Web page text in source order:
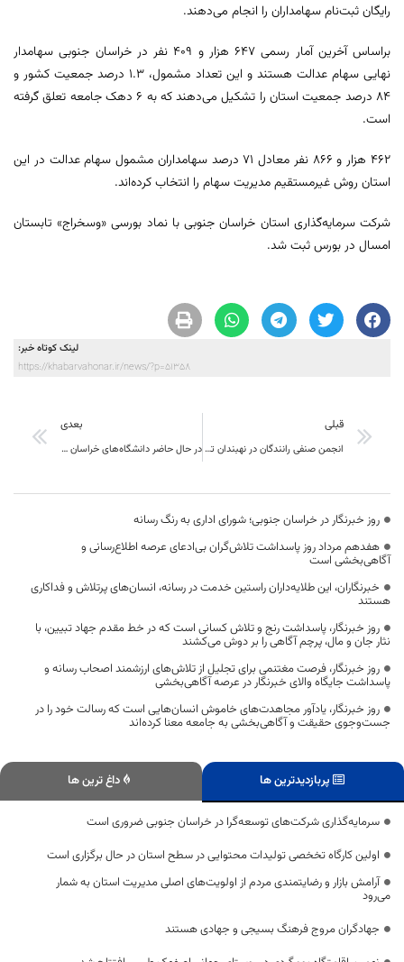
رایگان ثبت‌نام سهامداران را انجام می‌دهند.
براساس آخرین آمار رسمی ۶۴۷ هزار و ۴۰۹ نفر در خراسان جنوبی سهامدار
نهایی سهام عدالت هستند و این تعداد مشمول، ۱.۳ درصد جمعیت کشور و
۸۴ درصد جمعیت استان را تشکیل می‌دهند که به ۶ دهک جامعه تعلق گرفته
است.
۴۶۲ هزار و ۸۶۶ نفر معادل ۷۱ درصد سهامداران مشمول سهام عدالت در این
استان روش غیرمستقیم مدیریت سهام را انتخاب کرده‌اند.
شرکت سرمایه‌گذاری استان خراسان جنوبی با نماد بورسی «وسخراج» تابستان
امسال در بورس ثبت شد.
لینک کوتاه خبر:
https://khabarvahonar.ir/news/?p=51358
قبلی
انجمن صنفی رانندگان در نهبندان تأسیس شود.
بعدی
در حال حاضر دانشگاه‌های خراسان جنوبی در زمینه مهارت‌افزایی و ارتباط با صنعت فعالیت‌های خوبی دارند
روز خبرنگار در خراسان جنوبی؛ شورای اداری به رنگ رسانه
هفدهم مرداد روز پاسداشت تلاش‌گران بی‌ادعای عرصه اطلاع‌رسانی و
آگاهی‌بخشی است
خبرنگاران، این طلایه‌داران راستین خدمت در رسانه، انسان‌های پرتلاش و فداکاری
هستند
روز خبرنگار، پاسداشت رنج و تلاش کسانی است که در خط مقدم جهاد تبیین، با
نثار جان و مال، پرچم آگاهی را بر دوش می‌کشند
روز خبرنگار، فرصت مغتنمی برای تجلیل از تلاش‌های ارزشمند اصحاب رسانه و
پاسداشت جایگاه والای خبرنگار در عرصه آگاهی‌بخشی
روز خبرنگار، یادآور مجاهدت‌های خاموش انسان‌هایی است که رسالت خود را در
جست‌وجوی حقیقت و آگاهی‌بخشی به جامعه معنا کرده‌اند
پربازدیدترین ها داغ ترین ها
سرمایه‌گذاری شرکت‌های توسعه‌گرا در خراسان جنوبی ضروری است
اولین کارگاه تخخصی تولیدات محتوایی در سطح استان در حال برگزاری است
آرامش بازار و رضایتمندی مردم از اولویت‌های اصلی مدیریت استان به شمار
می‌رود
جهادگران مروج فرهنگ بسیجی و جهادی هستند